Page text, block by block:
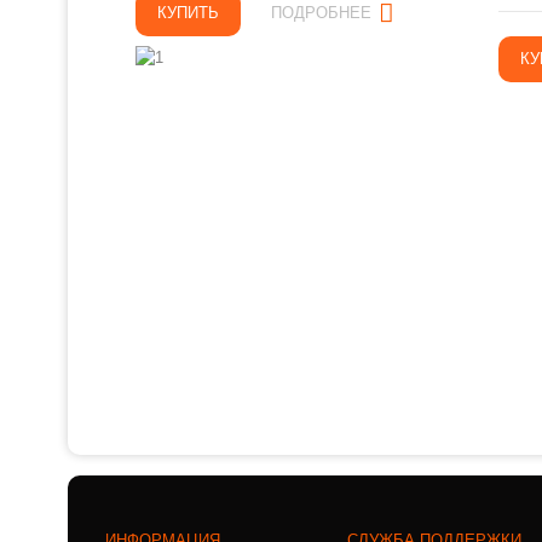
КУПИТЬ ПОДРОБНЕЕ